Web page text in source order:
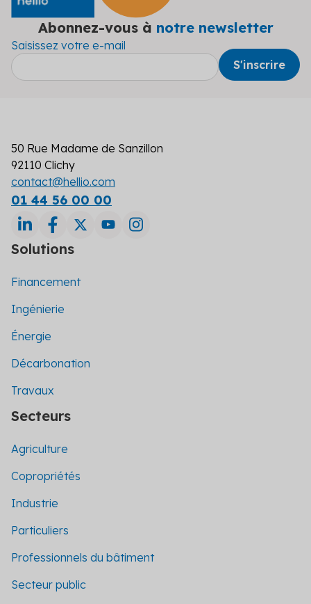
Abonnez-vous à notre newsletter
Saisissez votre e-mail
50 Rue Madame de Sanzillon
92110 Clichy
contact@hellio.com
01 44 56 00 00
Solutions
Financement
Ingénierie
Énergie
Décarbonation
Travaux
Secteurs
Agriculture
Copropriétés
Industrie
Particuliers
Professionnels du bâtiment
Secteur public